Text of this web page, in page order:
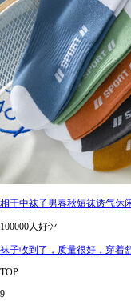
相于中袜子男春秋短袜透气休
100000人好评
袜子收到了，质量很好，穿着
TOP
9